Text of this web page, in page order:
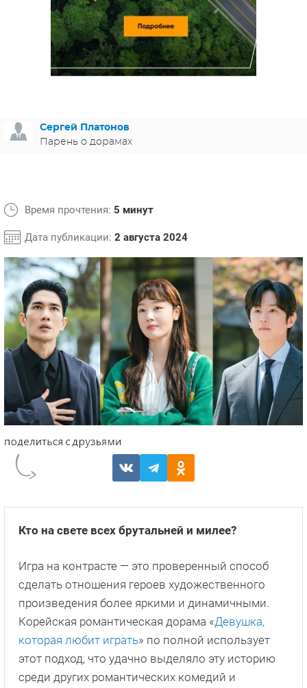
МЕЛОДРАМЫ
ИСПАНИЯ
ГЕРМАНИЯ
СВЕТСКИЕ НОВОСТИ
СПОЙЛЕРЫ ИЗ СЕРИАЛОВ
Сергей Платонов
Парень о дорамах
Время прочтения: 5 минут
Дата публикации: 2 августа 2024
Кто на свете всех брутальней и милее?
Игра на контрасте — это проверенный способ
сделать отношения героев художественного
произведения более яркими и динамичными.
Корейская романтическая дорама «Девушка,
которая любит играть» по полной использует
этот подход, что удачно выделяло эту историю
среди других романтических комедий и